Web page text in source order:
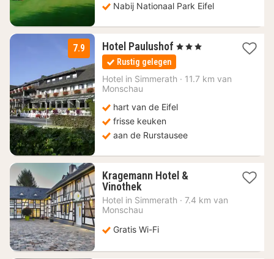
Nabij Nationaal Park Eifel
7.9 Hotel Paulushof 1
nacht
vanaf
132,83
, 3 Sterren
Rustig gelegen
Hotel in Simmerath · 11.7 km van
Monschau
hart van de Eifel
frisse keuken
aan de Rurstausee
Kragemann Hotel &
Vinothek1
nacht
vanaf
€
Hotel in Simmerath · 7.4 km van
Monschau
Gratis Wi-Fi